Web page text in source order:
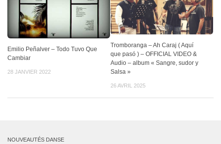
Emilio Peñalver – Todo Tuvo Que
Cambiar
28 JANVIER 2022
Tromboranga – Ah Caraj ( Aquí
que pasó ) – OFFICIAL VIDEO &
Audio – album « Sangre, sudor y
Salsa »
26 AVRIL 2025
NOUVEAUTÉS DANSE